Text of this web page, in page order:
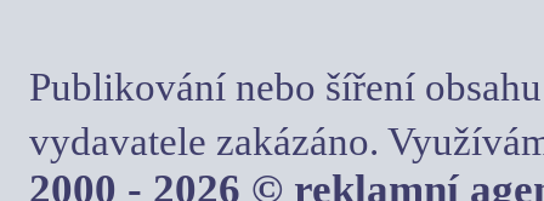
Publikování nebo šíření
vydavatele zakázáno.
2000 - 2026 © reklamní